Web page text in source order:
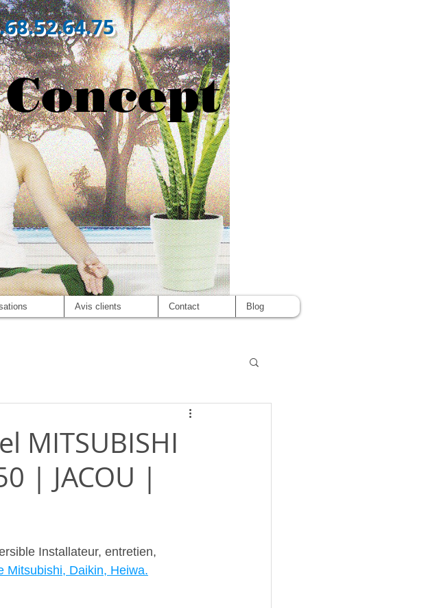
Avis clients Contact Blog
MITSUBISHI
| JACOU |
Installateur, entretien,
Mitsubishi, Daikin, Heiwa.